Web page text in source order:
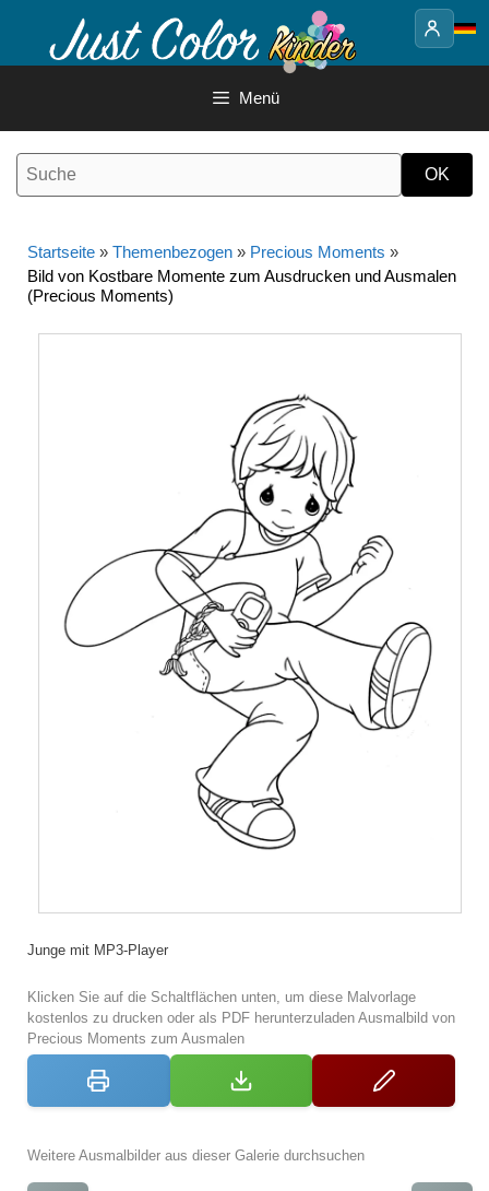
Inhalt
Menü
Startseite » Themenbezogen » Precious Moments »
Bild von Kostbare Momente zum Ausdrucken und Ausmalen
(Precious Moments)
Junge mit MP3-Player
Klicken Sie auf die Schaltflächen unten, um diese Malvorlage
kostenlos zu drucken oder als PDF herunterzuladen Ausmalbild von
Precious Moments zum Ausmalen
Weitere Ausmalbilder aus dieser Galerie durchsuchen